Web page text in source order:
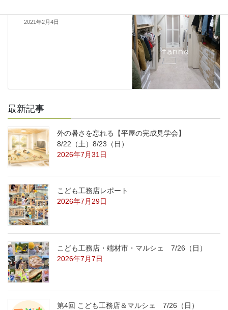
2021年2月4日
最新記事
外の暑さを忘れる【平屋の完成見学会】
8/22（土）8/23（日）
2026年7月31日
こども工務店レポート
2026年7月29日
こども工務店・端材市・マルシェ 7/26（日）
2026年7月7日
第4回 こども工務店＆マルシェ 7/26（日）